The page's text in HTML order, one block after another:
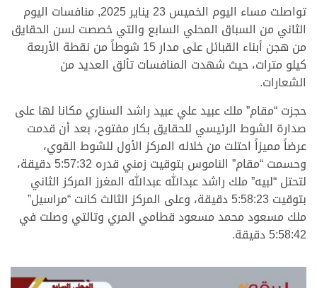
تواصلت مساء اليوم الخميس 23 يناير 2025, منافسات اليوم
الثاني من السباق المحلي السابع والتي خصصت لسن الحقايق
من هجن أبناء القبائل على مدار 15 شوطاً من نقطة الأربعة
كيلو مترات، حيث شهدت المنافسات تألق العديد من
الشعارات.
حجزت “مقام” ملك عبيد علي عبيد راشد السناري مكانا لها على
صدارة الشوط الرئيسي للحقايق بكار مفتوح، بعد أن قدمت
عرضاً مميزاً احتلت من خلاله المركز الأول للشوط القوي،
وحسمت “مقام” الناموس بتوقيت زمني قدره 5:57:32 دقيقة،
لتحتل “لبيه” ملك راشد عبدالله عبدالله المغرز المركز الثاني
بتوقيت 5:58:23 دقيقة، وعلى المركز الثالث كانت “مراسيل”
ملك مسعود محمد مسعود قطامي المري وتالتي وصلت في
5:58:42 دقيقة.